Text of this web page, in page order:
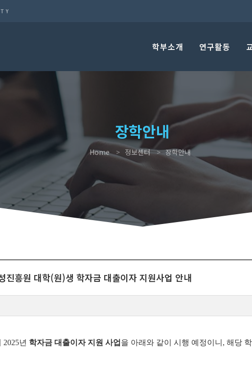
학부소개 연구활동
장학안내
Home 정보센터 장학안내
흥원 대학(원)생 학자금 대출이자 지원사업 안내
2025년 학자금 대출이자 지원 사업 을 아래와 같이 시행 예정이니, 해당